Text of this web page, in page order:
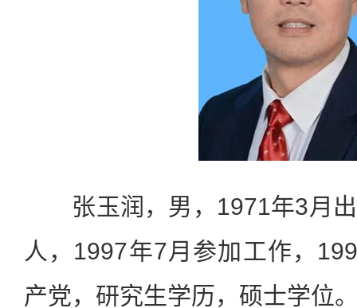
张玉润，男，1971年3月出
人，1997年7月参加工作，
产党，研究生学历，硕士学位